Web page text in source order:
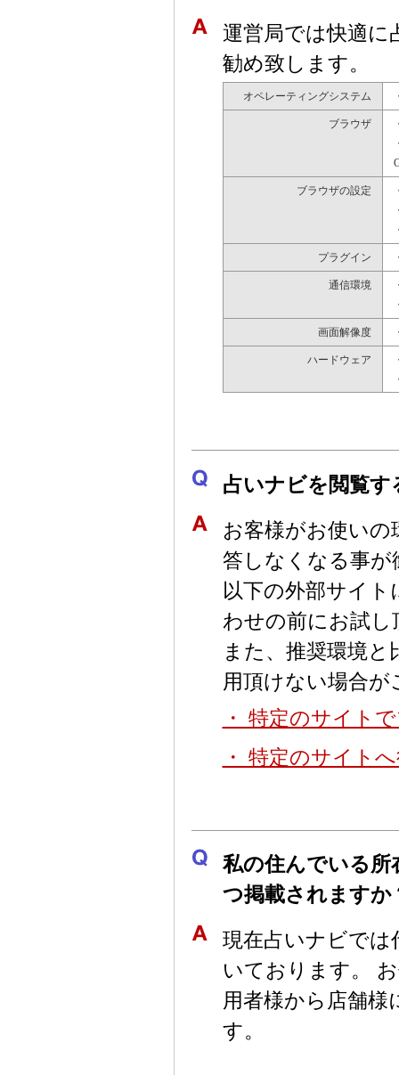
運営局では快適に
勧め致します。
オペレーティングシステム
ブラウザ
ブラウザの設定
プラグイン
通信環境
画面解像度
ハードウェア
占いナビを閲覧
お客様がお使い
答しなくなる事が
以下の外部サイ
わせの前にお試
また、推奨環境
用頂けない場合が
・ 特定のサイト
・ 特定のサイト
私の住んでいる所
つ掲載されますか
現在占いナビでは
いております。
用者様から店舗
す。